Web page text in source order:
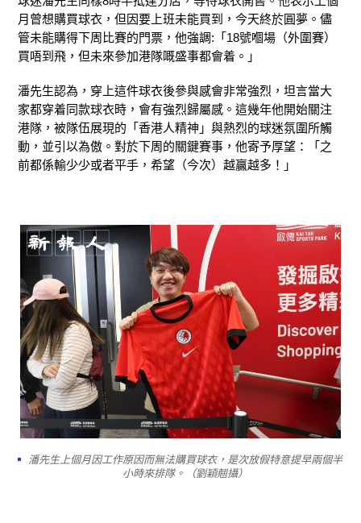
月曾想購買球衣，但因要上班未能買到，今天終於圓夢。儘
管未能購得下周比賽的門票，他強調:「18號嗰場（外圍賽）
買唔到飛，但未來參加港隊嘅盛事都會着。」
潘先生認為，穿上這件球衣後參與感會非常強烈，坦言當大
家都穿着同款球衣時，會有強烈歸屬感。這幾年他開始關注
港隊，被隊伍展現的「香港人精神」與熱烈的球迷氛圍所觸
動，並引以為傲。對於下周的關鍵賽事，他寄予厚望：「之
前都係輸少少或者平手，希望（今次）越贏越多！」
潘先生上個月因工作原因而無法購買球衣，是次放假特意提早兩個半
小時來排隊。（劉穎翹攝）